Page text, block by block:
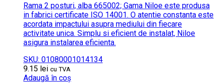
Rama 2 posturi, alba 665002; Gama Niloe este produsa
in fabrici certificate ISO 14001. O atentie constanta este
acordata impactului asupra mediului din fiecare
activitate unica. Simplu si eficient de instalat, Niloe
asigura instalarea eficienta.
SKU: 01080001014134
9.15 lei cu TVA
Adaugă în coș